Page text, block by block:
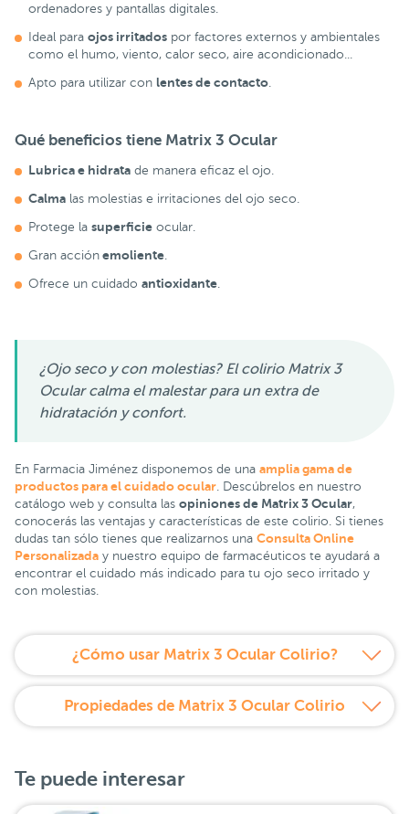
ordenadores y pantallas digitales.
Ideal para ojos irritados por factores externos y ambientales
como el humo, viento, calor seco, aire acondicionado...
Apto para utilizar con lentes de contacto
Qué beneficios tiene Matrix 3 Ocular
Lubrica e hidrata de manera eficaz el ojo.
Calma las molestias e irritaciones del ojo seco.
Protege la superficie ocular.
Gran acción emoliente.
Ofrece un cuidado antioxidante.
¿Ojo seco y con molestias? El colirio Matrix 3
Ocular calma el malestar para un extra de
hidratación y confort.
En Farmacia Jiménez disponemos de una amplia gama de
productos para el cuidado ocular. Descúbrelos en nuestro
catálogo web y consulta las opiniones de Matrix 3 Ocular,
conocerás las ventajas y características de este colirio. Si tienes
dudas tan sólo tienes que realizarnos una Consulta Online
Personalizada y nuestro equipo de farmacéuticos te ayudará a
encontrar el cuidado más indicado para tu ojo seco irritado y
con molestias.
¿Cómo usar Matrix 3 Ocular Colirio?
Propiedades de Matrix 3 Ocular Colirio
Te puede interesar